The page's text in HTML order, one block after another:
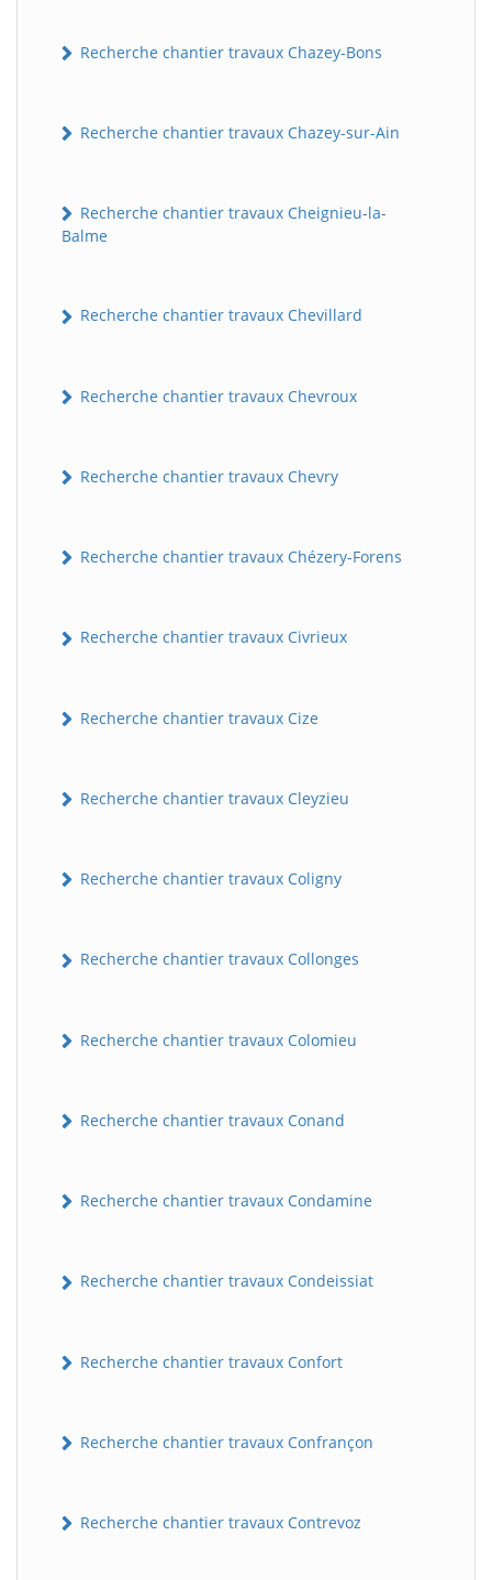
Recherche chantier travaux Chazey-Bons
Recherche chantier travaux Chazey-sur-Ain
Recherche chantier travaux Cheignieu-la-
Balme
Recherche chantier travaux Chevillard
Recherche chantier travaux Chevroux
Recherche chantier travaux Chevry
Recherche chantier travaux Chézery-Forens
Recherche chantier travaux Civrieux
Recherche chantier travaux Cize
Recherche chantier travaux Cleyzieu
Recherche chantier travaux Coligny
Recherche chantier travaux Collonges
Recherche chantier travaux Colomieu
Recherche chantier travaux Conand
Recherche chantier travaux Condamine
Recherche chantier travaux Condeissiat
Recherche chantier travaux Confort
Recherche chantier travaux Confrançon
Recherche chantier travaux Contrevoz
B Assistant en ligne